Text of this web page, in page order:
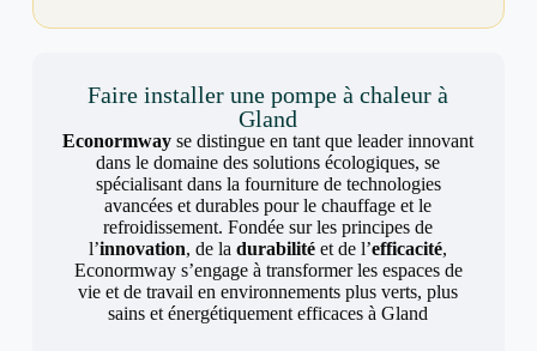
Faire installer une pompe à chaleur à
Gland
Econormway se distingue en tant que leader innovant
dans le domaine des solutions écologiques, se
spécialisant dans la fourniture de technologies
avancées et durables pour le chauffage et le
refroidissement. Fondée sur les principes de
l’innovation, de ladurabilité et de l’efficacité,
Econormway s’engage à transformer les espaces de
vie et de travail en environnements plus verts, plus
sains et énergétiquement efficaces à Gland